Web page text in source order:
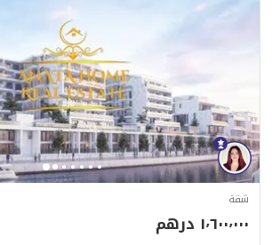
شقة
١٬٦٠٠٬٠٠٠ درهم